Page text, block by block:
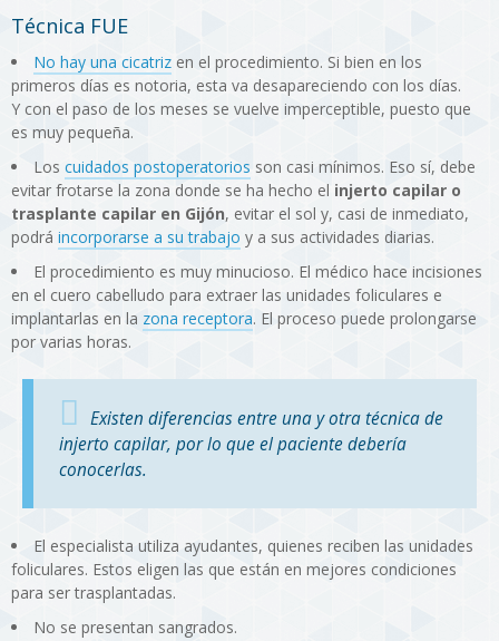
Técnica FUE
No hay una cicatriz en el procedimiento. Si bien en los
primeros días es notoria, esta va desapareciendo con los días.
Y con el paso de los meses se vuelve imperceptible, puesto que
es muy pequeña.
Los cuidados postoperatorios son casi mínimos. Eso sí, debe
evitar frotarse la zona donde se ha hecho el injerto capilar o
trasplante capilar en Gijón, evitar el sol y, casi de inmediato,
podrá incorporarse a su trabajo y a sus actividades diarias.
El procedimiento es muy minucioso. El médico hace incisiones
en el cuero cabelludo para extraer las unidades foliculares e
implantarlas en la zona receptora. El proceso puede prolongarse
por varias horas.
Existen diferencias entre una y otra técnica de
injerto capilar, por lo que el paciente debería
conocerlas.
El especialista utiliza ayudantes, quienes reciben las unidades
foliculares. Estos eligen las que están en mejores condiciones
para ser trasplantadas.
No se presentan sangrados.